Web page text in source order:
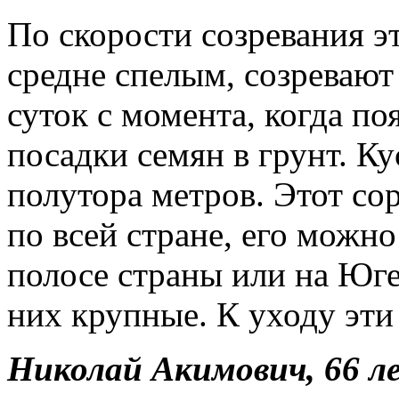
По скорости созревания
средне спелым,
суток с момента, когда
посадки семян в грунт.
полутора метров. Этот
по всей стране, его
полосе страны или на
них крупные. К уходу
Николай Акимович, 66